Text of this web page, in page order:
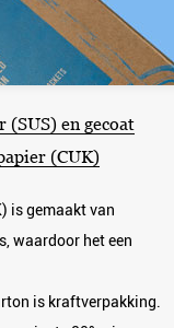
en gecoat
(CUK)
is gemaakt van
waardoor het een
is kraftverpakking.